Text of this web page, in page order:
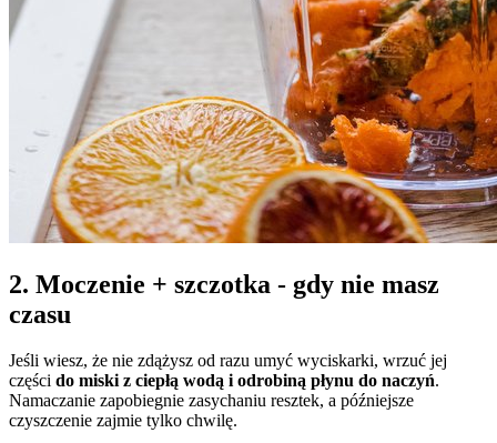
2. Moczenie + szczotka - gdy nie masz
czasu
Jeśli wiesz, że nie zdążysz od razu umyć wyciskarki, wrzuć jej
części do miski z ciepłą wodą i odrobiną płynu do naczyń.
Namaczanie zapobiegnie zasychaniu resztek, a późniejsze
czyszczenie zajmie tylko chwilę.